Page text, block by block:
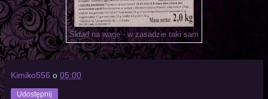
Skład na wagę - w zasadzie taki sam
Kimiko556 o 05:00
Udostępnij